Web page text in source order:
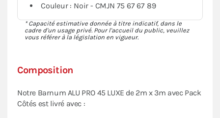
Composition
Notre Barnum ALU PRO 45 LUXE de 2m x 3m avec Pack
Côtés est livré avec :
Couleur : Noir - CMJN 75 67 67 89
* Capacité estimative donnée à titre indicatif, dans le
cadre d'un usage privé. Pour l'accueil du public, veuillez
vous référer à la législation en vigueur.